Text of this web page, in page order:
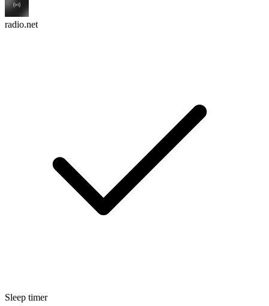
radio.net
Sleep timer